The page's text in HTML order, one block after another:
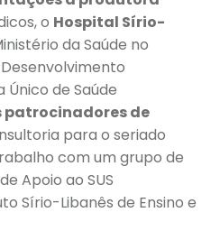
o Hospital Sírio-
da Saúde no
Único de Saúde
patrocinadores de
para o seriado
com um grupo de
Apoio ao SUS
Sírio-Libanês de Ensino e